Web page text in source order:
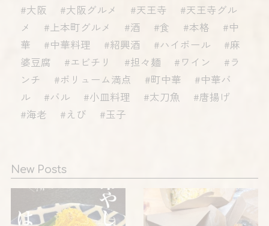
#大阪 #大阪グルメ #天王寺 #天王寺グル
メ #上本町グルメ #酒 #食 #本格 #中
華 #中華料理 #紹興酒 #ハイボール #麻
婆豆腐 #エビチリ #担々麺 #ワイン #ラ
ンチ #ボリューム満点 #町中華 #中華バ
ル #バル #小皿料理 #太刀魚 #唐揚げ
#海老 #えび #玉子
New Posts